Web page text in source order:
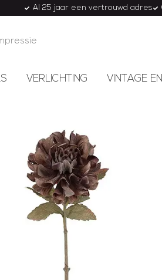
Al 25 jaar een vertrouwd adres
VERLICHTING VINTAGE